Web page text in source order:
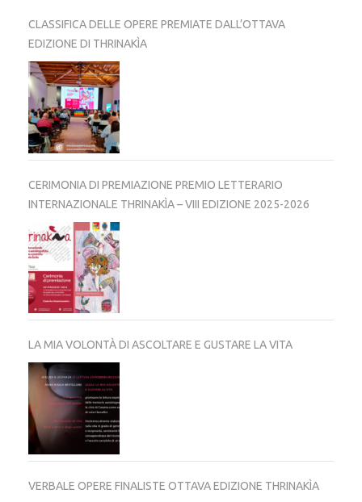
CLASSIFICA DELLE OPERE PREMIATE DALL’OTTAVA
EDIZIONE DI THRINAKÌA
CERIMONIA DI PREMIAZIONE PREMIO LETTERARIO
INTERNAZIONALE THRINAKÌA – VIII EDIZIONE 2025-2026
LA MIA VOLONTÀ DI ASCOLTARE E GUSTARE LA VITA
VERBALE OPERE FINALISTE OTTAVA EDIZIONE THRINAKÌA